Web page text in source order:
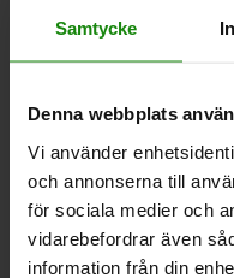
Samtycke
Denna webbplats
Vi använder
och annonserna till
för sociala medier och
vidarebefordrar även
information från din
4 261,95 kr
Exkl. leveranskostnader
04365